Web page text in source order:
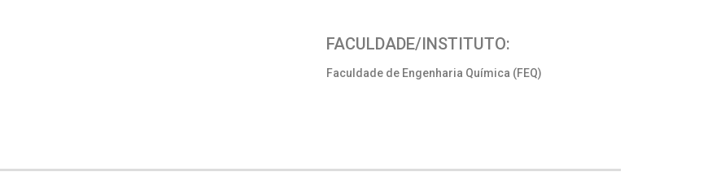
FACULDADE/INSTITUTO:
Faculdade de Engenharia Química (FEQ)